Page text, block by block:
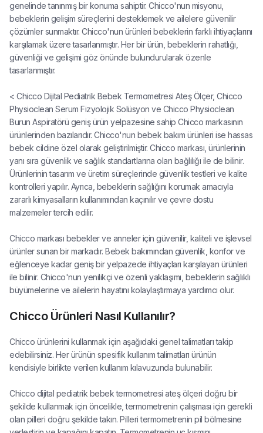
genelinde tanınmış bir konuma sahiptir. Chicco'nun misyonu,
bebeklerin gelişim süreçlerini desteklemek ve ailelere güvenilir
çözümler sunmaktır. Chicco'nun ürünleri bebeklerin farklı ihtiyaçlarını
karşılamak üzere tasarlanmıştır. Her bir ürün, bebeklerin rahatlığı,
güvenliği ve gelişimi göz önünde bulundurularak özenle
tasarlanmıştır.
< Chicco Dijital Pediatrik Bebek Termometresi Ateş Ölçer, Chicco
Physioclean Serum Fizyolojik Solüsyon ve Chicco Physioclean
Burun Aspiratörü geniş ürün yelpazesine sahip Chicco markasının
ürünlerinden bazılarıdır. Chicco'nun bebek bakım ürünleri ise hassas
bebek cildine özel olarak geliştirilmiştir. Chicco markası, ürünlerinin
yanı sıra güvenlik ve sağlık standartlarına olan bağlılığı ile de bilinir.
Ürünlerinin tasarım ve üretim süreçlerinde güvenlik testleri ve kalite
kontrolleri yapılır. Ayrıca, bebeklerin sağlığını korumak amacıyla
zararlı kimyasalların kullanımından kaçınılır ve çevre dostu
malzemeler tercih edilir.
Chicco markası bebekler ve anneler için güvenilir, kaliteli ve işlevsel
ürünler sunan bir markadır. Bebek bakımından güvenlik, konfor ve
eğlenceye kadar geniş bir yelpazede ihtiyaçları karşılayan ürünleri
ile bilinir. Chicco'nun yenilikçi ve özenli yaklaşımı, bebeklerin sağlıklı
büyümelerine ve ailelerin hayatını kolaylaştırmaya yardımcı olur.
Chicco Ürünleri Nasıl Kullanılır?
Chicco ürünlerini kullanmak için aşağıdaki genel talimatları takip
edebilirsiniz. Her ürünün spesifik kullanım talimatları ürünün
kendisiyle birlikte verilen kullanım kılavuzunda bulunabilir.
Chicco dijital pediatrik bebek termometresi ateş ölçeri doğru bir
şekilde kullanmak için öncelikle, termometrenin çalışması için gerekli
olan pilleri doğru şekilde takın. Pilleri termometrenin pil bölmesine